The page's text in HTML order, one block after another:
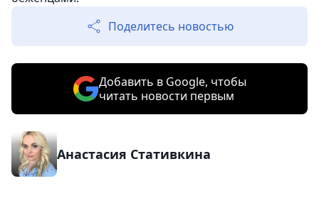
Поделитесь новостью
Добавить в Google, чтобы
читать новости первым
Анастасия Стативкина